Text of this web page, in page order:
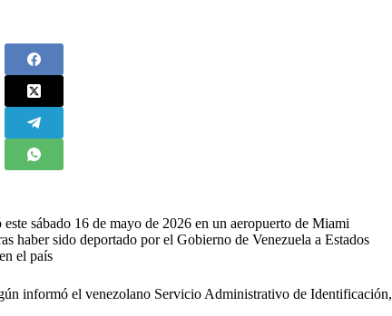
sábado 16 de mayo de 2026 en un aeropuerto de Miami
haber sido deportado por el Gobierno de Venezuela a Estados
el país
informó el venezolano Servicio Administrativo de Identificación,